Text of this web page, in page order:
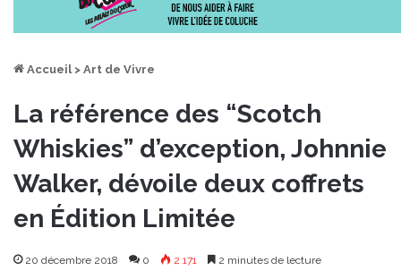
Accueil > Art de Vivre
La référence des “Scotch
Whiskies” d’exception, Johnnie
Walker, dévoile deux coffrets
en Édition Limitée
20 décembre 2018 0 2 171 2 minutes de lecture